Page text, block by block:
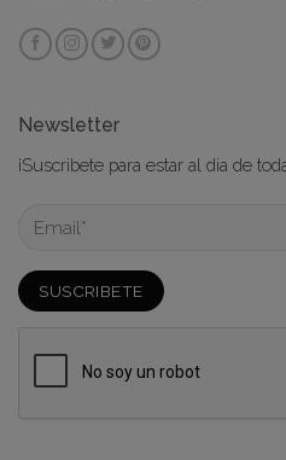
Newsletter
¡Suscribete para estar al dia de